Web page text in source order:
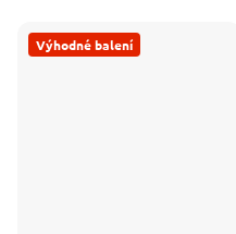
Výhodné balení